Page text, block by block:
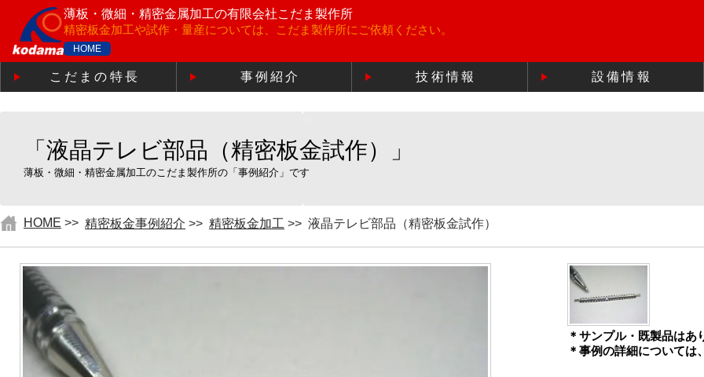
薄板・微細・精密金属加工の有限会社こだま製作所
精密板金加工や試作・量産については、こだま製作所にご依頼ください。
HOME
こだまの特長 事例紹介 技術情報 設備情報
「液晶テレビ部品（精密板金試作）」
薄板・微細・精密金属加工のこだま製作所の「事例紹介」です
HOME >> 精密板金事例紹介 >> 精密板金加工 >> 液晶テレビ部品（精密板金試作）
＊サンプル・既製品はあ
＊事例の詳細については